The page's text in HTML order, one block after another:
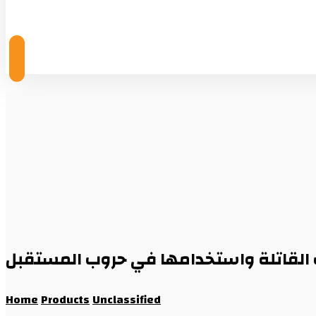
القاتلة واستخدامها في حروب المستقبل
HomeProductsUnclassified